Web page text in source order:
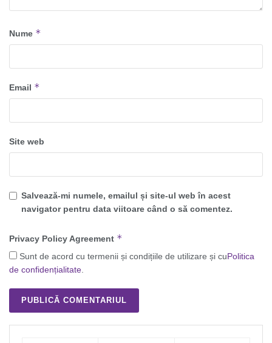
Nume *
Email *
Site web
Salvează-mi numele, emailul și site-ul web în acest
navigator pentru data viitoare când o să comentez.
Privacy Policy Agreement *
Sunt de acord cu termenii și condițiile de utilizare și cuPolitica
de confidențialitate.